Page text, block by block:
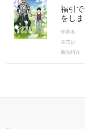
福引
をし
作家名
発売日
商品紹介